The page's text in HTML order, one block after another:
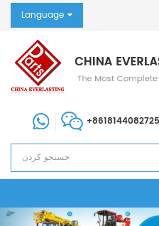
Language
+8618144082725